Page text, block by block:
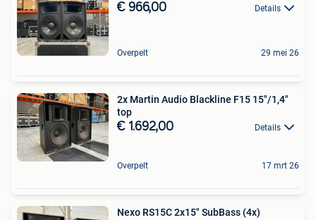
€ 966,00 Details
Overpelt 29 mei 26
2x Martin Audio Blackline F15 15"/1,4"
top
€ 1.692,00 Details
Overpelt 17 mrt 26
Nexo RS15C 2x15" SubBass (4x)